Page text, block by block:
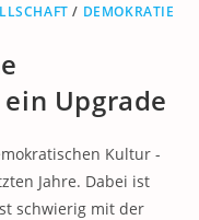
/ DEMOKRATIE
Upgrade
Kultur -
Jahre. Dabei ist
schwierig mit der